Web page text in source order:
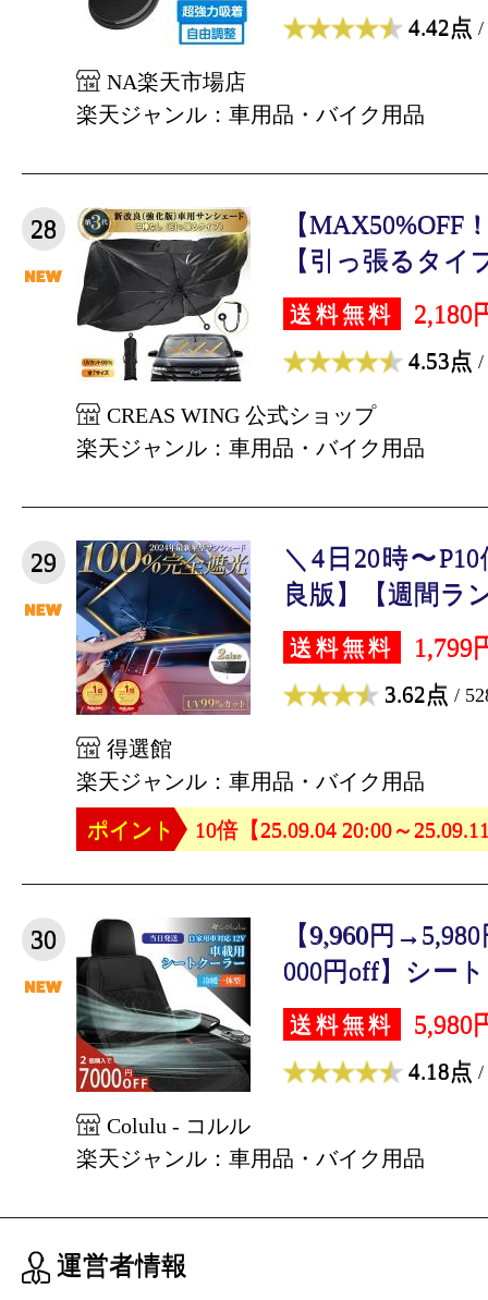
4.42点 /
NA楽天市場店
楽天ジャンル：車用品・バイク用品
28
【MAX50%OFF
【引っ張るタイ
送料無料 2,180
4.53点 /
CREAS WING 公式ショップ
楽天ジャンル：車用品・バイク用品
29
＼4日20時〜
良版】【週間ラ
送料無料 1,799
3.62点 /
得選館
楽天ジャンル：車用品・バイク用品
ポイント
10倍【25.09.04 20:00～
30
【9,960円
000円off】シー
送料無料 5,980
4.18点 /
Colulu - コルル
楽天ジャンル：車用品・バイク用品
運営者情報